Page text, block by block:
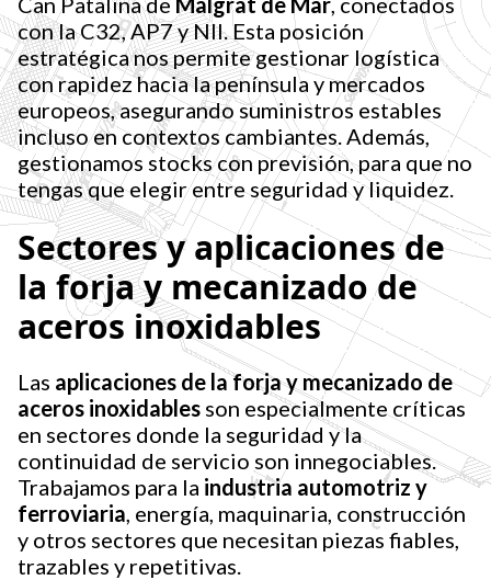
con la C32, AP7 y NII. Esta posición
estratégica nos permite gestionar logística
con rapidez hacia la península y mercados
europeos, asegurando suministros estables
incluso en contextos cambiantes. Además,
gestionamos stocks con previsión, para que no
tengas que elegir entre seguridad y liquidez.
Sectores y aplicaciones de
la forja y mecanizado de
aceros inoxidables
Las aplicaciones de la forja y mecanizado de
aceros inoxidables son especialmente críticas
en sectores donde la seguridad y la
continuidad de servicio son innegociables.
Trabajamos para la industria automotriz y
ferroviaria, energía, maquinaria, construcción
y otros sectores que necesitan piezas fiables,
trazables y repetitivas.